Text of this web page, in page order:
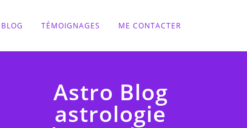
BLOG TÉMOIGNAGES ME CONTACTER
Astro Blog
astrologie